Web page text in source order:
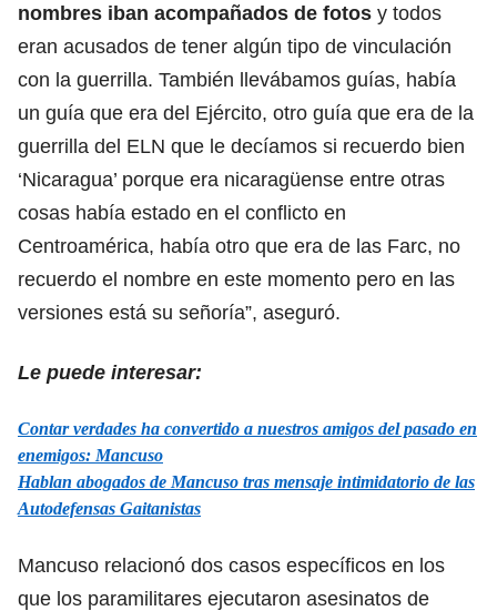
nombres iban acompañados de fotos y todos
eran acusados de tener algún tipo de vinculación
con la guerrilla. También llevábamos guías, había
un guía que era del Ejército, otro guía que era de la
guerrilla del ELN que le decíamos si recuerdo bien
‘Nicaragua’ porque era nicaragüense entre otras
cosas había estado en el conflicto en
Centroamérica, había otro que era de las Farc, no
recuerdo el nombre en este momento pero en las
versiones está su señoría”, aseguró.
Le puede interesar:
Contar verdades ha convertido a nuestros amigos del pasado en
enemigos: Mancuso
Hablan abogados de Mancuso tras mensaje intimidatorio de las
Autodefensas Gaitanistas
Mancuso relacionó dos casos específicos en los
que los paramilitares ejecutaron asesinatos de